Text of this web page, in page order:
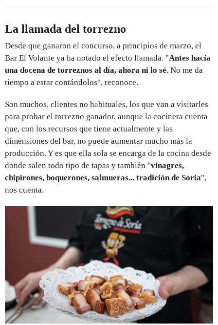
La llamada del torrezno
Desde que ganaron el concurso, a principios de marzo, el
Bar El Volante ya ha notado el efecto llamada. "Antes hacía
una docena de torreznos al día, ahora ni lo sé. No me da
tiempo a estar contándolos", reconoce.
Son muchos, clientes no habituales, los que van a visitarles
para probar el torrezno ganador, aunque la cocinera cuenta
que, con los recursos que tiene actualmente y las
dimensiones del bar, no puede aumentar mucho más la
producción. Y es que ella sola se encarga de la cocina desde
donde salen todo tipo de tapas y también "vinagres,
chipirones, boquerones, salmueras... tradición de Soria",
nos cuenta.